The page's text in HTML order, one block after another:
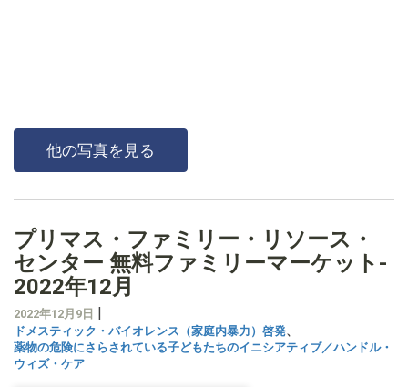
他の写真を見る
プリマス・ファミリー・リソース・
センター 無料ファミリーマーケット-
2022年12月
2022年12月9日 |
ドメスティック・バイオレンス（家庭内暴力）啓発、
薬物の危険にさらされている子どもたちのイニシアティブ／ハンドル・
ウィズ・ケア